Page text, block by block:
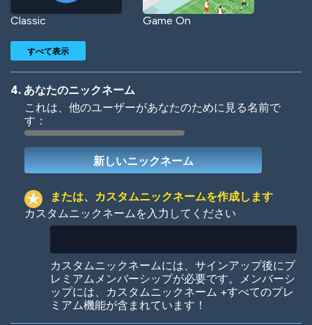
Classic Game On
Woof
Colorful
すべて表示
4. あなたのニックネーム
これは、他のユーザーがあなたのために見る名前で
す：
または、カスタムニックネームを作成します
カスタムニックネームを入力してください
カスタムニックネームには、サインアップ後にプ
レミアムメンバーシップが必要です。メンバーシ
ップには、カスタムニックネーム +すべてのプレ
ミアム機能が含まれています！